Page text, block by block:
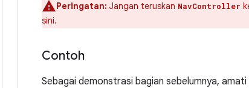
Peringatan: Jangan teruskan NavController
sini.
Contoh
Sebagai demonstrasi bagian sebelumnya,